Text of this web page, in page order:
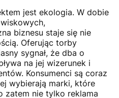
jest ekologia. W dobie
biznesu staje się nie
Oferując torby
sygnał, że dba o
na jej wizerunek i
Konsumenci są coraz
wybierają marki, które
zatem nie tylko reklama